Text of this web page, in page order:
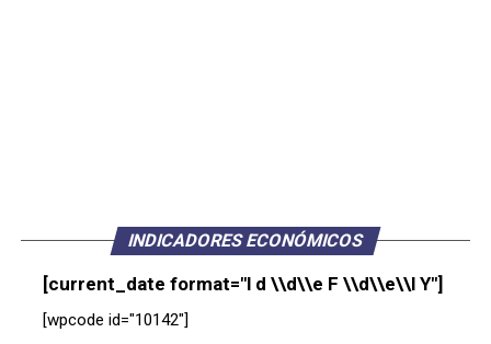
INDICADORES ECONÓMICOS
[current_date format="l d \\d\\e F \\d\\e\\l Y"]
[wpcode id="10142"]